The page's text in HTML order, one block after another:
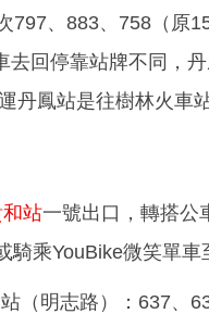
797、883、758（原
去回停靠站牌不同，
丹鳳站是往樹林火車站
站一號出口，轉搭公
騎乘YouBike微笑單車
（明志路）：637、